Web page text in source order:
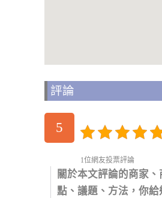
評論
5
1位網友投票評論
關於本文評論的商家
點、議題、方法，你給